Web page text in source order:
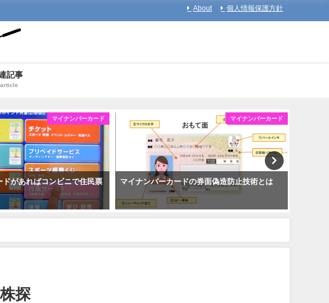
About 個人情報保護方針
記事
マイナンバーカード
ドがあればコンビニで住民票
マイナンバーカード
マイナンバーカードの券面偽造防止技術とは
探